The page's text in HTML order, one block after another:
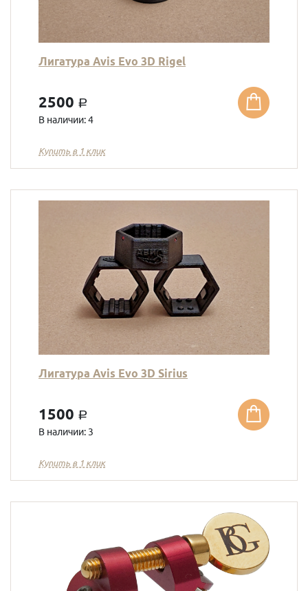
Лигатура Avis Evo 3D Rigel
2500 a
В наличии: 4
Купить в 1 клик
Лигатура Avis Evo 3D Sirius
1500 a
В наличии: 3
Купить в 1 клик